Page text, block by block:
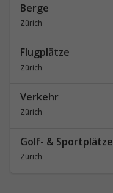
Berge
Zürich
Flugplätze
Zürich
Verkehr
Zürich
Golf- & Sportplätze
Zürich